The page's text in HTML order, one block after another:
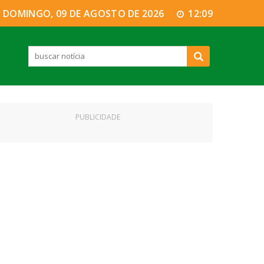
DOMINGO, 09 DE AGOSTO DE 2026 12:09
PUBLICIDADE